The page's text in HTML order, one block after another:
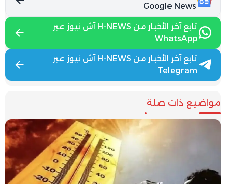
Google News
تابع آخر الأخبار من H-NEWS آش نيوز عبر
WhatsApp
تابع آخر الأخبار من H-NEWS آش نيوز عبر
Telegram
مواضيع ذات صلة